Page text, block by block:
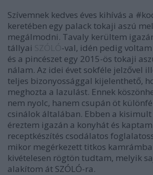
Szívemnek kedves éves kihívás a
keretében egy palack tokaji aszú
megálmodni. Tavaly kerültem
tállyai
-val, idén pedig
és a pincészet egy 2015-ös tokaji
nálam. Az idei évet sokféle jelzővel
teljes bizonyossággal kijelenthető,
meghozta a lazulást. Ennek
nem nyolc, hanem csupán öt
csinálok általában. Ebben a
éreztem igazán a konyhát és
receptkészítés csodálatos
mikor megérkezett titkos kamrámba
kivételesen rögtön tudtam, melyik
alakítom át SZÓLÓ-ra.